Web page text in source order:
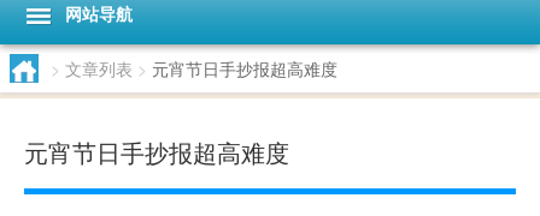
网站导航
> 文章列表 > 元宵节日手抄报超高难度
元宵节日手抄报超高难度